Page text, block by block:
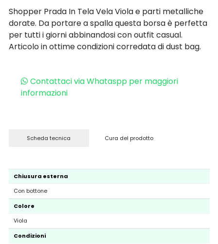
Shopper Prada In Tela Vela Viola e parti metalliche
dorate. Da portare a spalla questa borsa è perfetta
per tutti i giorni abbinandosi con outfit casual.
Articolo in ottime condizioni corredata di dust bag.
Contattaci via Whataspp per maggiori
informazioni
Scheda tecnica Cura del prodotto
Chiusura esterna
Con bottone
Colore
Viola
Condizioni